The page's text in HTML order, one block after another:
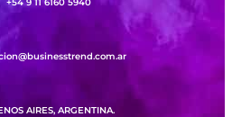
AIRES, ARGENTINA.